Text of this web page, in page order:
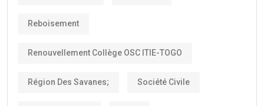
Reboisement
Renouvellement Collège OSC ITIE-TOGO
Région Des Savanes; Société Civile